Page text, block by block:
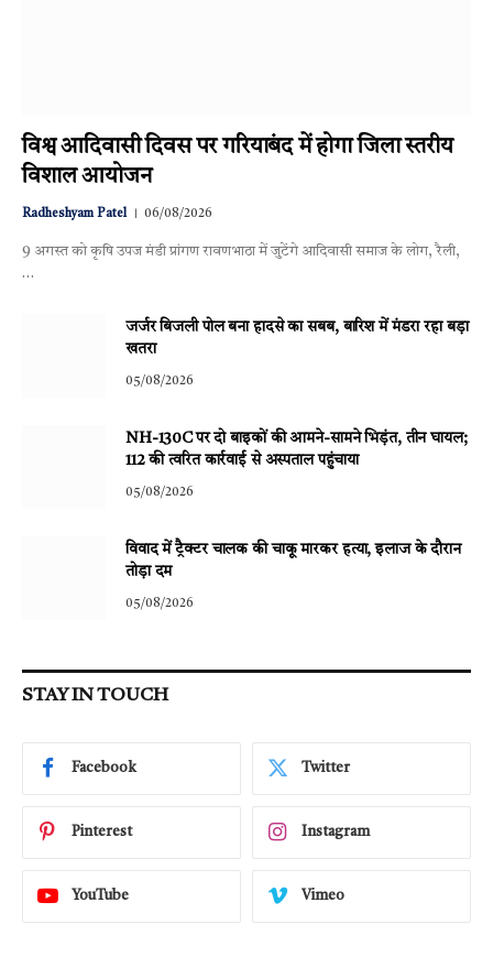
विश्व आदिवासी दिवस पर गरियाबंद में होगा जिला स्तरीय
विशाल आयोजन
Radheshyam Patel 06/08/2026
9 अगस्त को कृषि उपज मंडी प्रांगण रावणभाठा में जुटेंगे आदिवासी समाज के लोग, रैली,
…
जर्जर बिजली पोल बना हादसे का सबब, बारिश में मंडरा रहा बड़ा
खतरा
05/08/2026
NH-130C पर दो बाइकों की आमने-सामने भिड़ंत, तीन घायल;
112 की त्वरित कार्रवाई से अस्पताल पहुंचाया
05/08/2026
विवाद में ट्रैक्टर चालक की चाकू मारकर हत्या, इलाज के दौरान
तोड़ा दम
05/08/2026
STAY IN TOUCH
Facebook Twitter
Pinterest Instagram
YouTube Vimeo